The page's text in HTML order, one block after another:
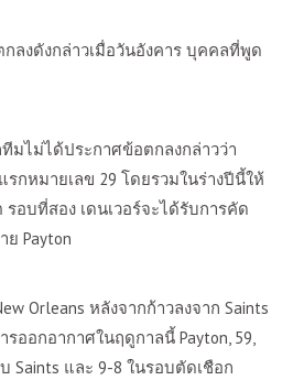
ลงดังกล่าวเมื่อวันอังคาร บุคคลที่พูด
มไม่ได้ประกาศข้อตกลงกล่าวว่า
รกหมายเลข 29 โดยรวมในร่างปีนี้ให้
อบที่สอง เดนเวอร์จะได้รับการคัด
ย Payton
Orleans หลังจากก้าวลงจาก Saints
รออกอากาศในฤดูกาลนี้ Payton, 59,
Saints และ 9-8 ในรอบตัดเชือก